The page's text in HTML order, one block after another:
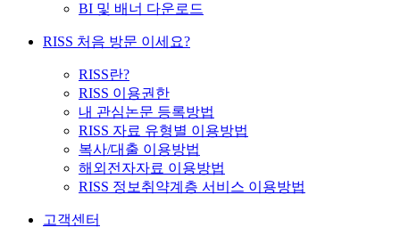
BI 및 배너 다운로드
RISS 처음 방문 이세요?
RISS란?
RISS 이용권한
내 관심논문 등록방법
RISS 자료 유형별 이용방법
복사/대출 이용방법
해외전자자료 이용방법
RISS 정보취약계층 서비스 이용방법
고객센터